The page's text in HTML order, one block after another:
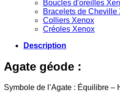
Boucles d'oreilles
Bracelets de Cheville
Colliers Xenox
Créoles Xenox
Description
Agate géode :
Symbole de l’Agate : Équilibre –